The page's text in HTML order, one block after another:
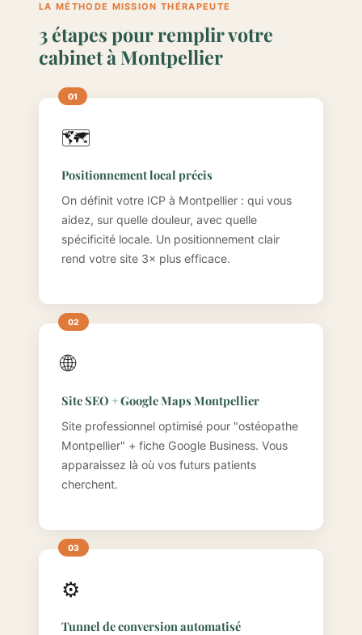
LA MÉTHODE MISSION THÉRAPEUTE
3 étapes pour remplir votre
cabinet à Montpellier
🗺️
Positionnement local précis
On définit votre ICP à Montpellier : qui vous
aidez, sur quelle douleur, avec quelle
spécificité locale. Un positionnement clair
rend votre site 3× plus efficace.
🌐
Site SEO + Google Maps Montpellier
Site professionnel optimisé pour "ostéopathe
Montpellier" + fiche Google Business. Vous
apparaissez là où vos futurs patients
cherchent.
⚙️
Tunnel de conversion automatisé